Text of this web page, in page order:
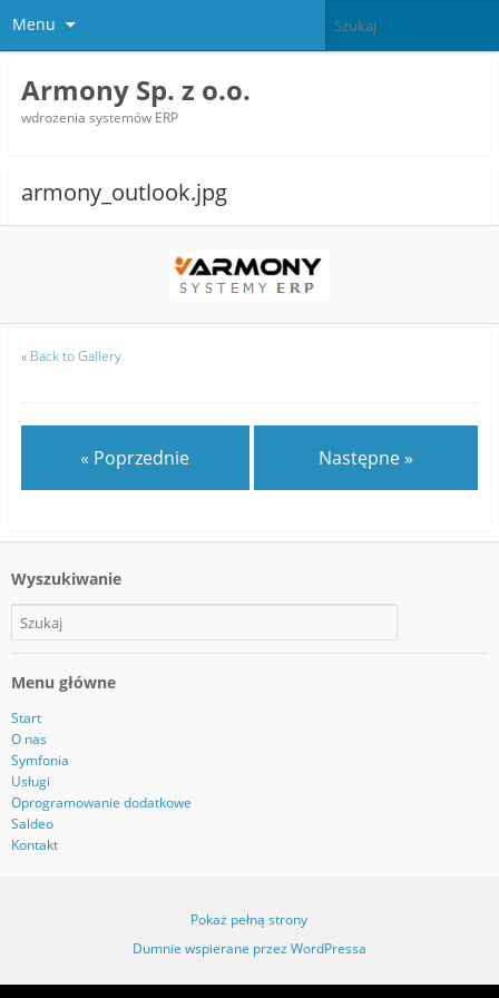
Menu
Armony Sp. z o.o.
wdrożenia systemów ERP
armony_outlook.jpg
« Back to Gallery
« Poprzednie Następne »
Wyszukiwanie
Menu główne
Start
O nas
Symfonia
Usługi
Oprogramowanie dodatkowe
Saldeo
Kontakt
Pokaż pełną strony
Dumnie wspierane przez WordPressa